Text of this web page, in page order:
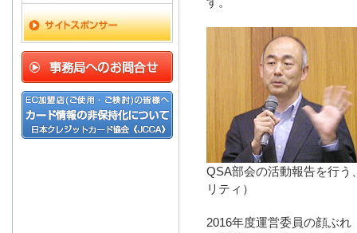
す。
QSA部会の活動報告を行う
リティ）
2016年度運営委員の顔ぶれ